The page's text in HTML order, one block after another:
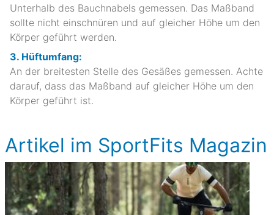
Unterhalb des Bauchnabels gemessen. Das Maßband
sollte nicht einschnüren und auf gleicher Höhe um den
Körper geführt werden.
3. Hüftumfang:
An der breitesten Stelle des Gesäßes gemessen. Achte
darauf, dass das Maßband auf gleicher Höhe um den
Körper geführt ist.
Artikel im SportFits Magazin